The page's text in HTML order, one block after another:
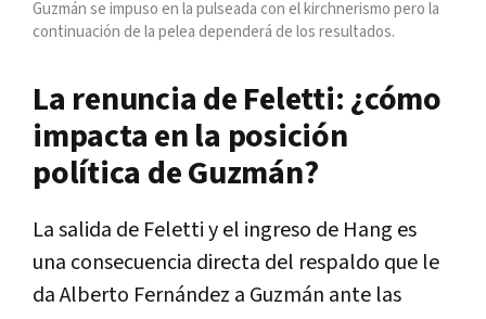
Guzmán se impuso en la pulseada con el kirchnerismo pero la
continuación de la pelea dependerá de los resultados.
La renuncia de Feletti: ¿cómo
impacta en la posición
política de Guzmán?
La salida de Feletti y el ingreso de Hang es
una consecuencia directa del respaldo que le
da Alberto Fernández a Guzmán ante las